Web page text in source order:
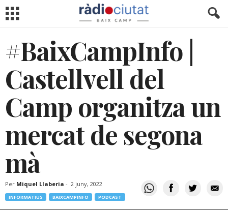
#BaixCampInfo |
Castellvell del
Camp organitza un
mercat de segona
mà
Per Miquel Llaberia - 2 juny, 2022
INFORMATIUS BAIXCAMPINFO PODCAST